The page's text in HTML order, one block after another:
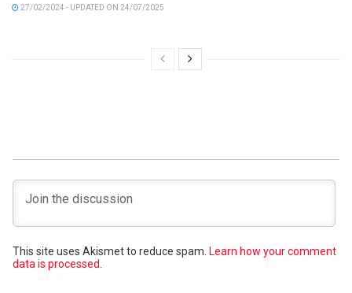
27/02/2024 - UPDATED ON 24/07/2025
This site uses Akismet to reduce spam. Learn how your comment
data is processed.